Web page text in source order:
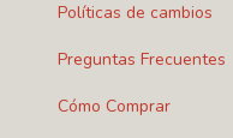
Políticas de cambios
Preguntas Frecuentes
Cómo Comprar